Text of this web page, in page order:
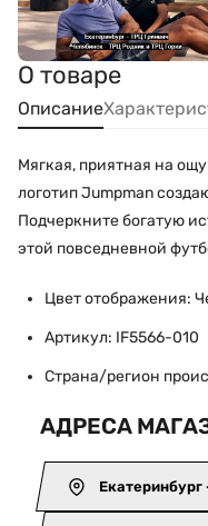
О товаре
Описание
Мягкая, приятная на
логотип Jumpman
Подчеркните богатую
этой повседневной
Цвет отображения:
Артикул: IF5566-010
Страна/регион
АДРЕСА